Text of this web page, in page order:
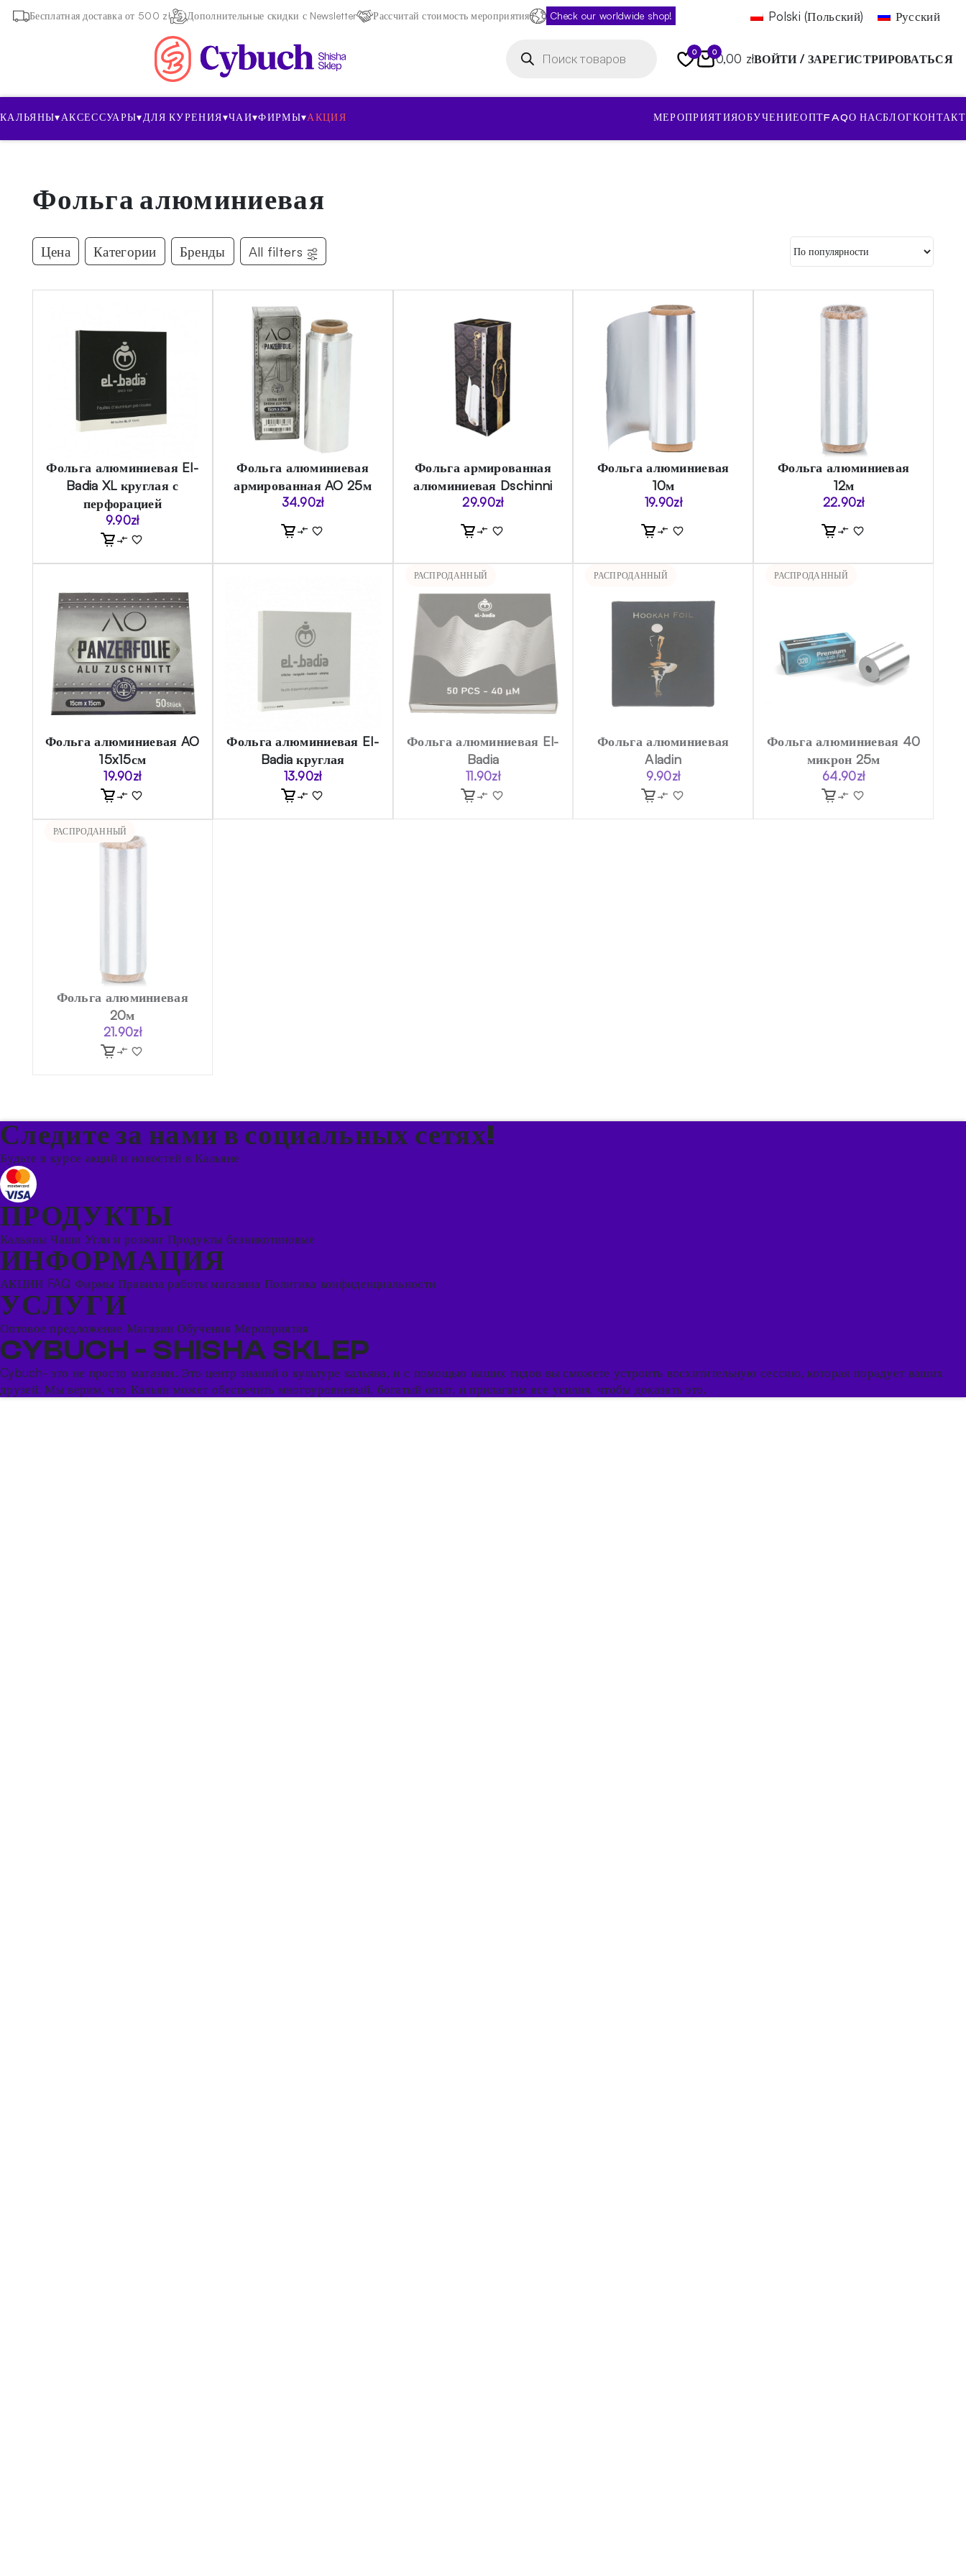
Бесплатная доставка от 500 zł Дополнительные скидки с Newsletter Рассчитай стоимость мероприятия Check our worldwide shop! Polski (Польский)
Русский
товаров 0 00,00 złВОЙТИ / ЗАРЕГИСТРИРОВАТЬСЯ
КАЛЬЯНЫ▾АКСЕССУАРЫ▾ДЛЯ КУРЕНИЯ▾ЧАИ▾ФИРМЫ▾АКЦИЯ МЕРОПРИЯТИЯОБУЧЕНИЕОПТFAQО НАСБЛОГКОНТАКТ
Фольга алюминиевая
Цена Категории Бренды All filters
Фольга алюминиевая El-
Badia XL круглая с
перфорацией
9.90zł
Фольга алюминиевая
армированная AO 25м
34.90zł
Фольга армированная
алюминиевая Dschinni
29.90zł
Фольга алюминиевая
10м
19.90zł
Фольга алюминиевая
12м
22.90zł
Фольга алюминиевая AO
15x15см
19.90zł
Фольга алюминиевая El-
Badia круглая
13.90zł
РАСПРОДАННЫЙ
Фольга алюминиевая El-
Badia
11.90zł
РАСПРОДАННЫЙ
Фольга алюминиевая
Aladin
9.90zł
РАСПРОДАННЫЙ
Фольга алюминиевая 40
микрон 25м
64.90zł
РАСПРОДАННЫЙ
Фольга алюминиевая
20м
21.90zł
Следите за нами в социальных сетях!
Будьте в курсе акций и новостей в Кальяне
ПРОДУКТЫ
КальяныЧаши Угли и розжигПродукты безникотиновые
ИНФОРМАЦИЯ
АКЦИИ FAQФирмы Правила работы магазинаПолитика конфиденциальности
УСЛУГИ
Оптовое предложениеМагазинОбученияМероприятия
CYBUCH - SHISHA SKLEP
Cybuch- это не просто магазин. Это центр знаний о культуре кальяна, и с помощью наших гидов вы сможете устроить восхитительную сессию, которая порадует ваших
друзей. Мы верим, что Кальян может обеспечить многоуровневый, богатый опыт, и прилагаем все усилия, чтобы доказать это.